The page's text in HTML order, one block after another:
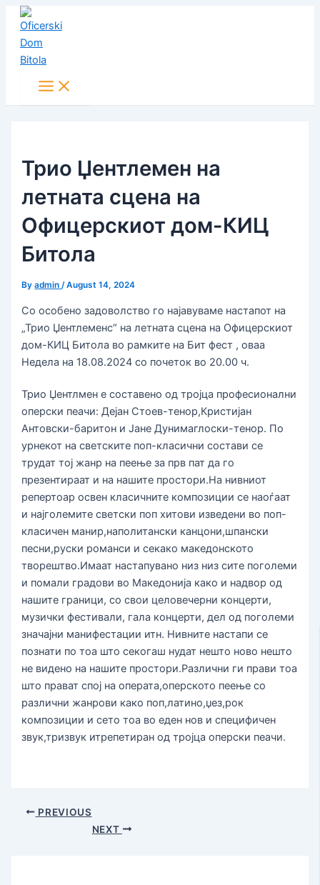
Skip
content
Трио Џентлемен на
летната сцена на
Офицерскиот дом-КИЦ
Битола
Byadmin/August 14, 2024
Со особено задоволство го најавуваме настапот на
„Трио Џентлеменс“ на летната сцена на Офицерскиот
дом-КИЦ Битола во рамките на Бит фест , оваа
Недела на 18.08.2024 со почеток во 20.00 ч.
Трио Џентлмен е составено од тројца професионални
оперски пеачи: Дејан Стоев-тенор,Кристијан
Антовски-баритон и Јане Дунимаглоски-тенор. По
урнекот на светските поп-класични состави се
трудат тој жанр на пеење за прв пат да го
презентираат и на нашите простори.На нивниот
репертоар освен класичните композиции се наоѓаат
и најголемите светски поп хитови изведени во поп-
класичен манир,наполитански канцони,шпански
песни,руски романси и секако македонското
творештво.Имаат настапувано низ низ сите поголеми
и помали градови во Македонија како и надвор од
нашите граници, со свои целовечерни концерти,
музички фестивали, гала концерти, дел од поголеми
значајни манифестации итн. Нивните настапи се
познати по тоа што секогаш нудат нешто ново нешто
не видено на нашите простори.Различни ги прави тоа
што прават спој на операта,оперското пеење со
различни жанрови како поп,латино,џез,рок
композиции и сето тоа во еден нов и специфичен
звук,тризвук итрепетиран од тројца оперски пеачи.
Post
navigation
PREVIOUS
NEXT